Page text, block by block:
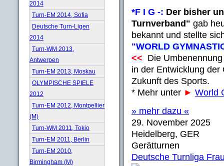
2014
Turn-EM 2014, Sofia
Deutsche Turn-Ligen
2014
Turn-WM 2013,
Antwerpen
Turn-EM 2013, Moskau
OLYMPISCHE SPIELE
2012
Turn-EM 2012, Montpellier
(M)
Turn-WM 2011, Tokio
Turn-EM 2011, Berlin
Turn-EM 2010,
Birmingham (M)
*F I G -: Der bisher
Turnverband" gab
bekannt und stellte
"WORLD
<< Die
in der Entwicklung
Zukunft des Sports.
* Mehr unter ► World
» mehr dazu «
29. November 2025
Heidelberg, GER
Gerätturnen
Deutsche Turnliga